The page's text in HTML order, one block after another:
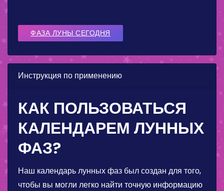
ФАЗА ЛУНЫ СЕГОДНЯ
Инструкция по применению
КАК ПОЛЬЗОВАТЬСЯ
КАЛЕНДАРЕМ ЛУННЫХ
ФАЗ?
Наш календарь лунных фаз был создан для того,
чтобы вы могли легко найти точную информацию